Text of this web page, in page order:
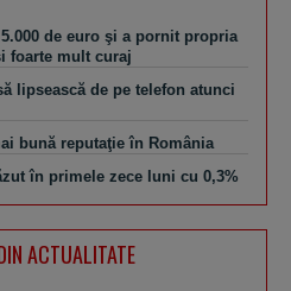
de euro şi a pornit propria
foarte mult curaj
lipsească de pe telefon atunci
bună reputaţie în România
în primele zece luni cu 0,3%
ACTUALITATE